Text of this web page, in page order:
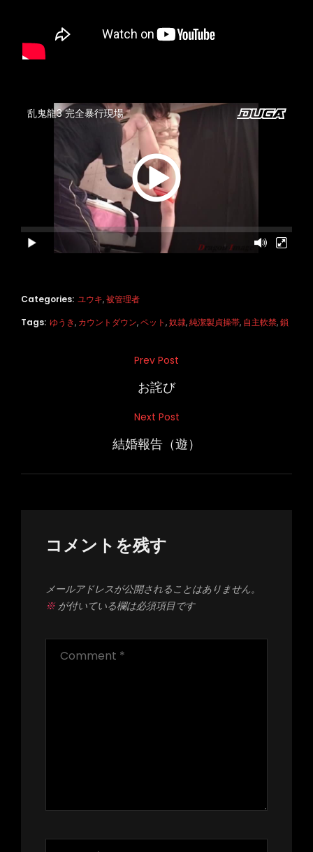
Categories: ユウキ,被管理者
Tags: ゆうき, カウントダウン,ペット,奴隷,純潔製貞操帯, 自主軟禁,鎖
ー
Prev Post
お詫び
Next Post
結婚報告（遊）
コメントを残す
メールアドレスが公開されることはありません。
※が付いている欄は必須項目です